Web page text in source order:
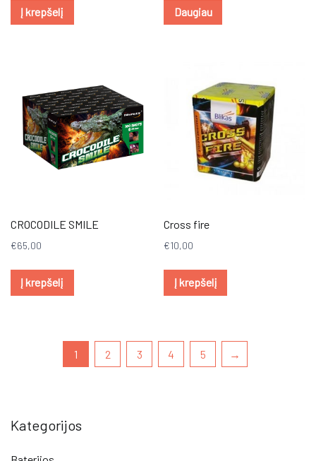
Į krepšelį Daugiau
CROCODILE SMILE
€65,00
Į krepšelį
Cross fire
€10,00
Į krepšelį
1 2 3 4 5 →
Kategorijos